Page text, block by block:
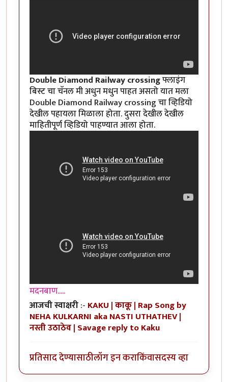
Double Diamond Railway crossingफ्लाइंग
बिस्ट चा चॅनल मी अधुन मधुन पाहत असतो यात मला
Double Diamond Railway crossing चा व्हिडियो
देखील पहायला मिळाला होता. दुसरा देखील देखील
माहितीपूर्ण व्हिडियो पाहण्यात आला होता.
मदनबाण.....
आजची स्वाक्षरी:- KAKU | काकू | Rap Song by
NEHA KULKARNI aka NASTI UTHATHEV |
नस्ती उठाठेव | Savage reply to Kaku
प्रतिसाद देण्यासाठीलॉग इन कराकिंवासदस्य व्हा